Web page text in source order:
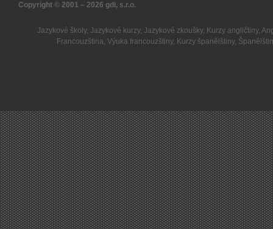
Copyright © 2001 – 2026 gdi, s.r.o.
Jazykové školy, Jazykové kurzy, Jazykové zkoušky, Kurzy angličtiny,
Francouzština,Výuka francouzštiny, Kurzy španělštiny,